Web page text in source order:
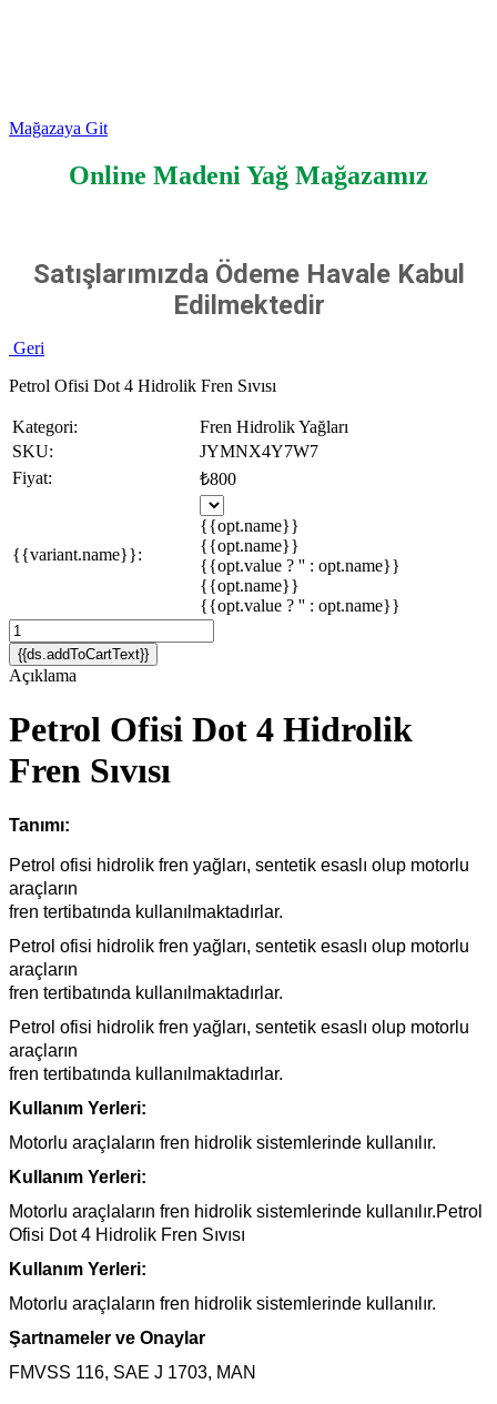
Mağazaya Git
Online Madeni Yağ Mağazamız
Satışlarımızda Ödeme Havale Kabul
Edilmektedir
Geri
Petrol Ofisi Dot 4 Hidrolik Fren Sıvısı
Kategori:
Fren Hidrolik Yağları
SKU:
JYMNX4Y7W7
Fiyat:
₺800
{{variant.name}}:
{{opt.name}}
{{opt.name}}
{{opt.value ? '' : opt.name}}
{{opt.name}}
{{opt.value ? '' : opt.name}}
{{ds.addToCartText}}
Açıklama
Petrol Ofisi Dot 4 Hidrolik
Fren Sıvısı
Tanımı:
Petrol ofisi hidrolik fren yağları, sentetik esaslı olup motorlu
araçların
fren tertibatında kullanılmaktadırlar.
Petrol ofisi hidrolik fren yağları, sentetik esaslı olup motorlu
araçların
fren tertibatında kullanılmaktadırlar.
Petrol ofisi hidrolik fren yağları, sentetik esaslı olup motorlu
araçların
fren tertibatında kullanılmaktadırlar.
Kullanım Yerleri:
Motorlu araçlaların fren hidrolik sistemlerinde kullanılır.
Kullanım Yerleri:
Motorlu araçlaların fren hidrolik sistemlerinde kullanılır.Petrol
Ofisi Dot 4 Hidrolik Fren Sıvısı
Kullanım Yerleri:
Motorlu araçlaların fren hidrolik sistemlerinde kullanılır.
Şartnameler ve Onaylar
FMVSS 116, SAE J 1703, MAN